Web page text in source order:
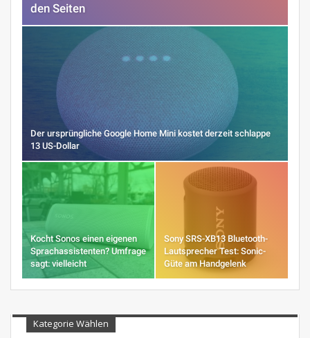
den Seiten
Der ursprüngliche Google Home Mini kostet derzeit schlappe
13 US-Dollar
Kocht Sonos einen eigenen
Sprachassistenten? Umfrage
sagt: vielleicht
Sony SRS-XB13 Bluetooth-
Lautsprecher Test: Sonic-
Güte am Handgelenk
Kategorie Wählen